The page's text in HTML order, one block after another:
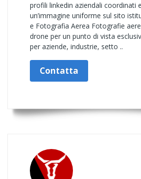
profili linkedin aziendali coordinati
un’immagine uniforme sul sito
e Fotografia Aerea Fotografie
drone per un punto di vista
per aziende, industrie, setto ..
Contatta